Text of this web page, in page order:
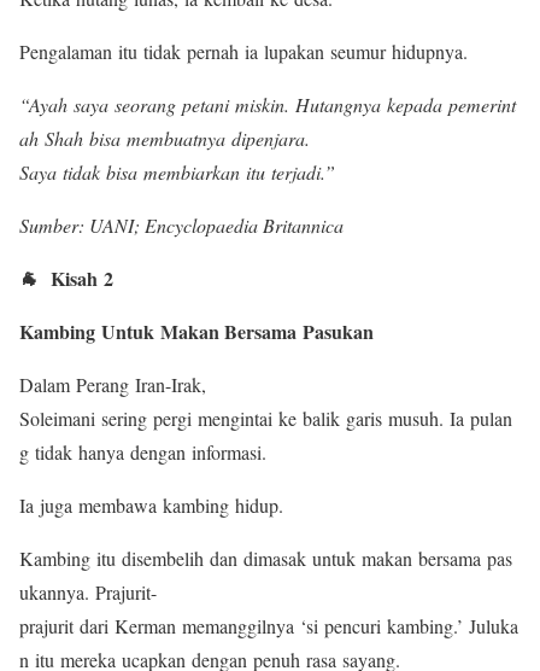
Pengalaman itu tidak pernah ia lupakan seumur hidupnya.
“Ayah saya seorang petani miskin. Hutangnya kepada pemerint
ah Shah bisa membuatnya dipenjara.
Saya tidak bisa membiarkan itu terjadi.”
Sumber: UANI; Encyclopaedia Britannica
🐐 Kisah 2
Kambing Untuk Makan Bersama Pasukan
Dalam Perang Iran-Irak,
Soleimani sering pergi mengintai ke balik garis musuh. Ia pulan
g tidak hanya dengan informasi.
Ia juga membawa kambing hidup.
Kambing itu disembelih dan dimasak untuk makan bersama pas
ukannya. Prajurit-
prajurit dari Kerman memanggilnya ‘si pencuri kambing.’ Juluka
n itu mereka ucapkan dengan penuh rasa sayang.